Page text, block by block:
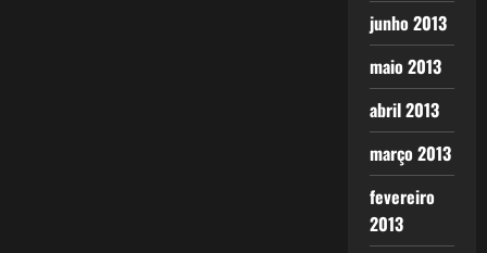
junho 2013
maio 2013
abril 2013
março 2013
fevereiro
2013